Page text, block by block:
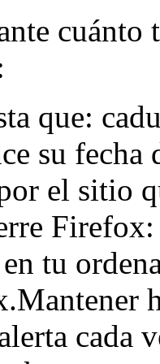
cuánto
que:
su fecha
el sitio
tu
cada